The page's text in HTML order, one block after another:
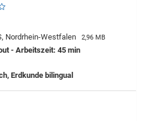
Nordrhein-Westfalen 2,96 MB
- Arbeitszeit: 45 min
Erdkunde bilingual